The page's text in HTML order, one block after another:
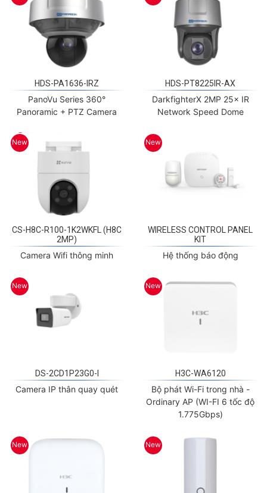
PanoVu Series 360°
Panoramic + PTZ Camera
DarkfighterX 2MP 25× IR
Network Speed Dome
New
2MP)
Camera Wifi thông minh
New
KIT
Hệ thống báo động
New
Camera IP thân quay quét
New
Bộ phát Wi-Fi trong nhà -
Ordinary AP (WI-FI 6 tốc độ
1.775Gbps)
New New